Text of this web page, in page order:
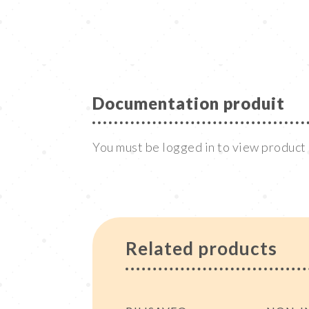
Documentation produit
You must be logged in to view
Related products